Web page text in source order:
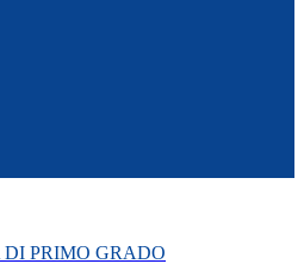
PRIMO GRADO